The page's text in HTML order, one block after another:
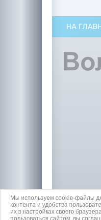
НА
Мы используем cookie-файлы
контента и удобства
их в настройках своего
пользоваться сайтом, вы